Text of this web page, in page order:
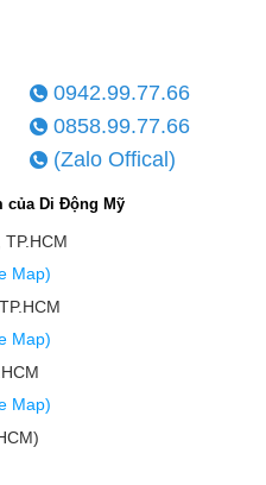
0942.99.77.66
0858.99.77.66
(Zalo Offical)
của Di Động Mỹ
Map)
Map)
Map)